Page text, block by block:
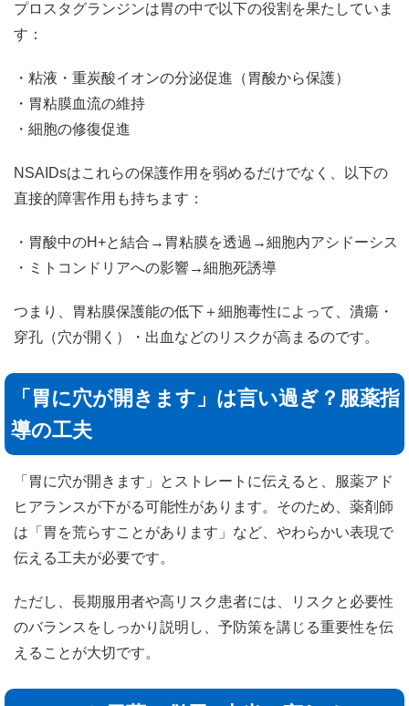
プロスタグランジンは胃の中で以下の役割を果たしていま
す：
・粘液・重炭酸イオンの分泌促進（胃酸から保護）
・胃粘膜血流の維持
・細胞の修復促進
NSAIDsはこれらの保護作用を弱めるだけでなく、以下の
直接的障害作用も持ちます：
・胃酸中のH+と結合→胃粘膜を透過→細胞内アシドーシス
・ミトコンドリアへの影響→細胞死誘導
つまり、胃粘膜保護能の低下＋細胞毒性によって、潰瘍・
穿孔（穴が開く）・出血などのリスクが高まるのです。
「胃に穴が開きます」は言い過ぎ？服薬指
導の工夫
「胃に穴が開きます」とストレートに伝えると、服薬アド
ヒアランスが下がる可能性があります。そのため、薬剤師
は「胃を荒らすことがあります」など、やわらかい表現で
伝える工夫が必要です。
ただし、長期服用者や高リスク患者には、リスクと必要性
のバランスをしっかり説明し、予防策を講じる重要性を伝
えることが大切です。